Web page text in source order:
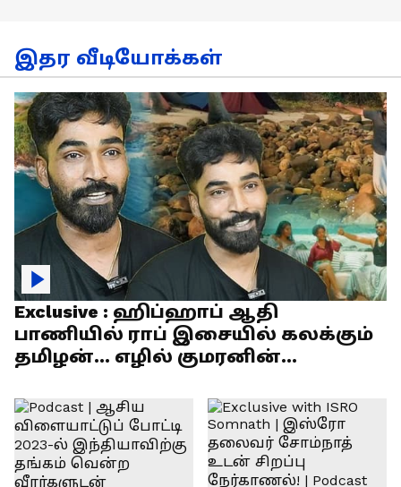
இதர வீடியோக்கள்
Exclusive : ஹிப்ஹாப் ஆதி
பாணியில் ராப் இசையில் கலக்கும்
தமிழன்... எழில் குமரனின்